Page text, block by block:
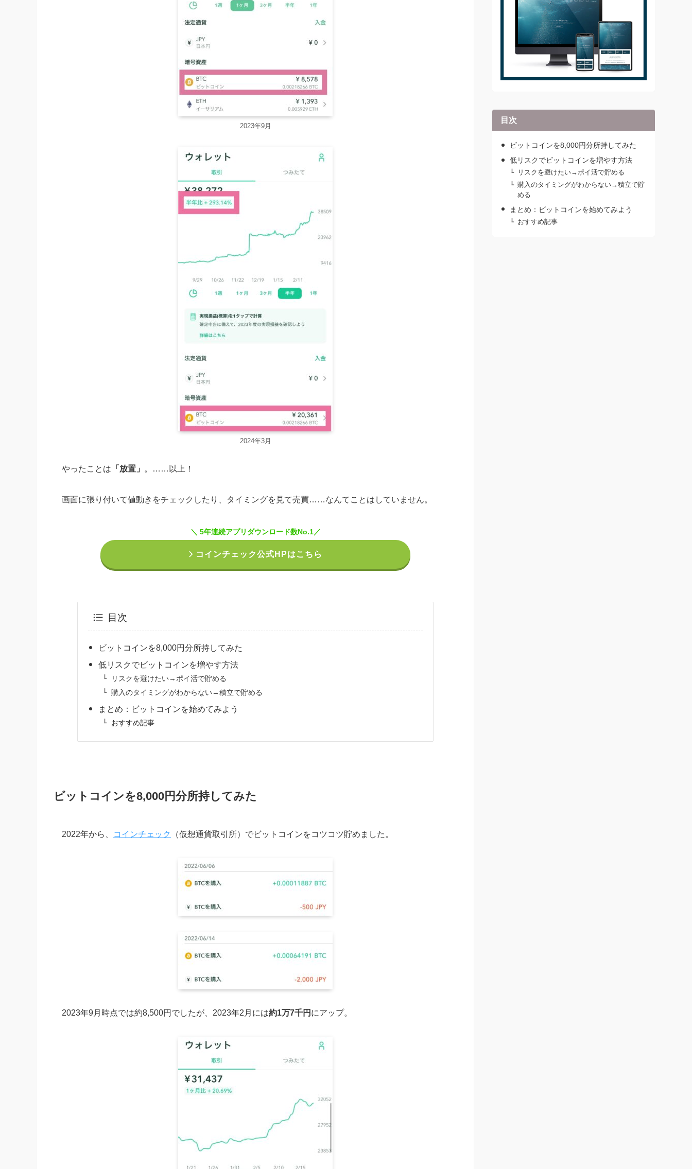
2023年9月
2024年3月
やったことは 「放置」 。……以上！
画面に張り付いて値動きをチェックしたり、タイミングを見て売買……なんてことはしていません。
＼ 5年連続アプリダウンロード数No.1／
コインチェック公式HPはこちら
目次
ビットコインを8,000円分所持してみた
低リスクでビットコインを増やす方法
リスクを避けたい→ポイ活で貯める
購入のタイミングがわからない→積立で貯める
まとめ：ビットコインを始めてみよう
おすすめ記事
ビットコインを8,000円分所持してみた
2022年から、 コインチェック （仮想通貨取引所）でビットコインをコツコツ貯めました。
2023年9月時点では約8,500円でしたが、2023年2月には約1万7千円 にアップ。
目次
ビットコインを8,000円分所持してみた
低リスクでビットコインを増やす方法
リスクを避けたい→ポイ活で貯める
購入のタイミングがわからない→積立で貯
める
まとめ：ビットコインを始めてみよう
おすすめ記事